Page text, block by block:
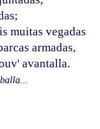
muitas vegadas
armadas,
avantalla.